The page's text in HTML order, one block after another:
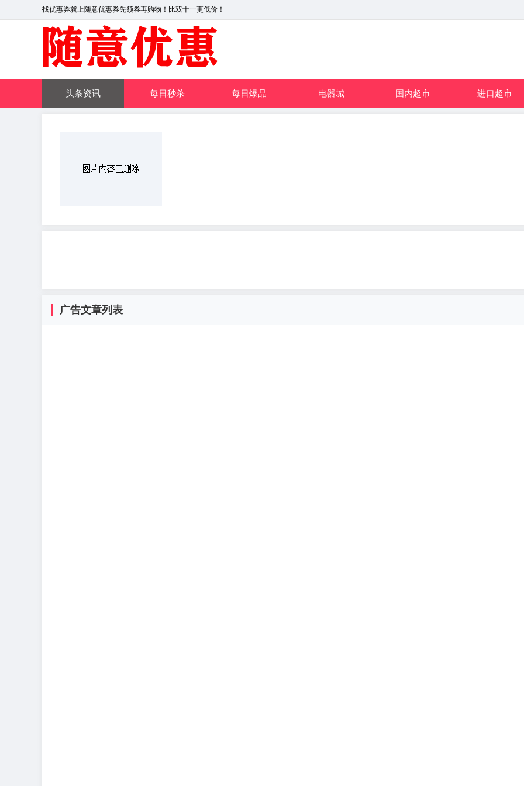
找优惠券就上随意优惠券先领券再购物！比双十一更低价！
头条资讯 每日秒杀 每日爆品 电器城 国内超市 进口超市
广告文章列表